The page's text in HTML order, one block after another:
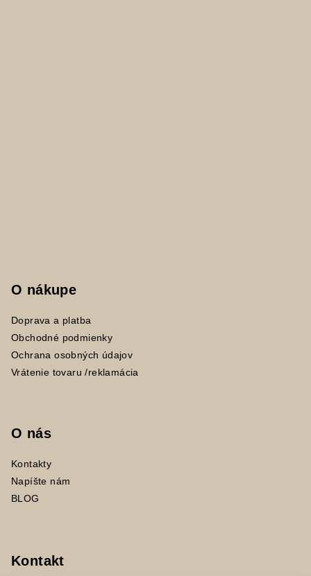
O nákupe
Doprava a platba
Obchodné podmienky
Ochrana osobných údajov
Vrátenie tovaru /reklamácia
O nás
Kontakty
Napíšte nám
BLOG
Kontakt